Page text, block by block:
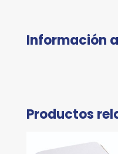
Información
Productos